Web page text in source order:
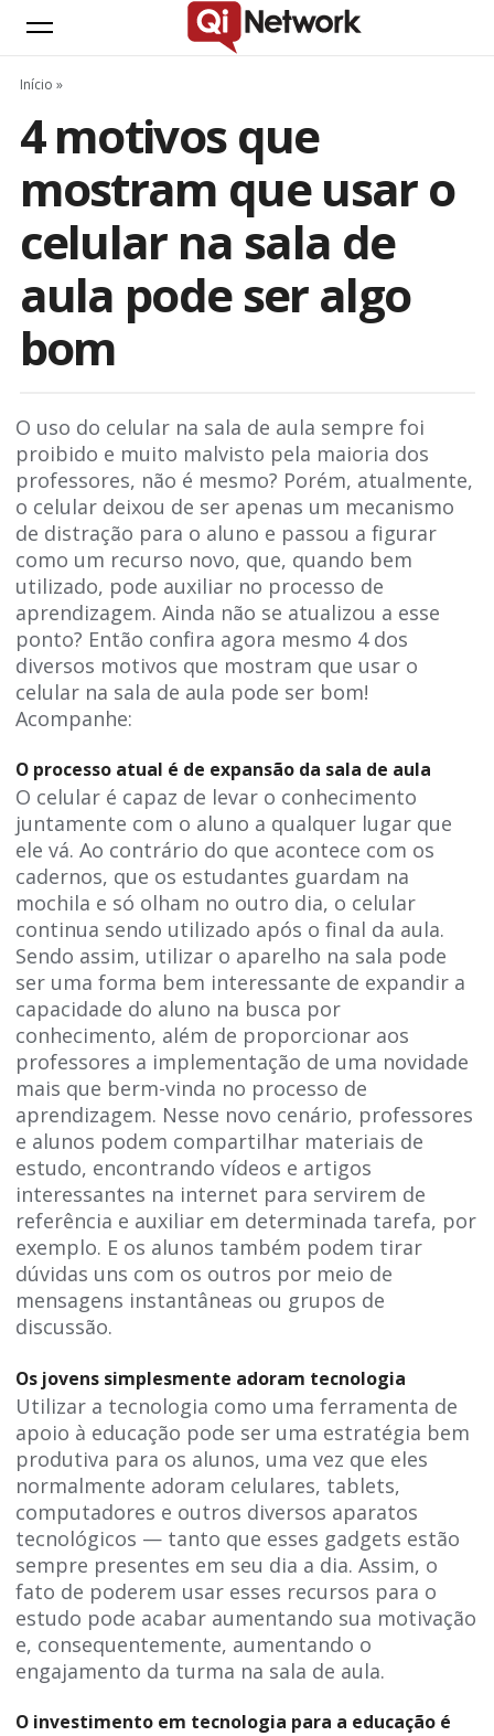
Início »
4 motivos que
mostram que usar o
celular na sala de
aula pode ser algo
bom
O uso do celular na sala de aula sempre foi
proibido e muito malvisto pela maioria dos
professores, não é mesmo? Porém, atualmente,
o celular deixou de ser apenas um mecanismo
de distração para o aluno e passou a figurar
como um recurso novo, que, quando bem
utilizado, pode auxiliar no processo de
aprendizagem. Ainda não se atualizou a esse
ponto? Então confira agora mesmo 4 dos
diversos motivos que mostram que usar o
celular na sala de aula pode ser bom!
Acompanhe:
O processo atual é de expansão da sala de aula
O celular é capaz de levar o conhecimento
juntamente com o aluno a qualquer lugar que
ele vá. Ao contrário do que acontece com os
cadernos, que os estudantes guardam na
mochila e só olham no outro dia, o celular
continua sendo utilizado após o final da aula.
Sendo assim, utilizar o aparelho na sala pode
ser uma forma bem interessante de expandir a
capacidade do aluno na busca por
conhecimento, além de proporcionar aos
professores a implementação de uma novidade
mais que berm-vinda no processo de
aprendizagem. Nesse novo cenário, professores
e alunos podem compartilhar materiais de
estudo, encontrando vídeos e artigos
interessantes na internet para servirem de
referência e auxiliar em determinada tarefa, por
exemplo. E os alunos também podem tirar
dúvidas uns com os outros por meio de
mensagens instantâneas ou grupos de
discussão.
Os jovens simplesmente adoram tecnologia
Utilizar a tecnologia como uma ferramenta de
apoio à educação pode ser uma estratégia bem
produtiva para os alunos, uma vez que eles
normalmente adoram celulares, tablets,
computadores e outros diversos aparatos
tecnológicos — tanto que esses gadgets estão
sempre presentes em seu dia a dia. Assim, o
fato de poderem usar esses recursos para o
estudo pode acabar aumentando sua motivação
e, consequentemente, aumentando o
engajamento da turma na sala de aula.
O investimento em tecnologia para a educação é